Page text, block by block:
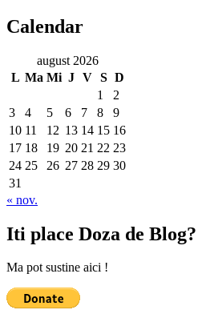
Calendar
august 2026
L Ma Mi J V S D
1
2
3
4 5 6 7 8
9
10 11 12 13 14 15 16
17 18 19 20 21 22 23
24 25 26 27 28 29 30
31
« nov.
Iti place Doza de Blog?
Ma pot sustine aici !